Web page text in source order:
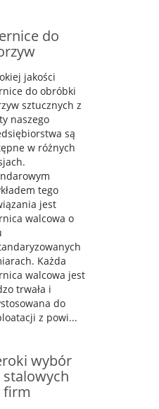
do
jakości
do obróbki
sztucznych z
naszego
są
w różnych
tego
jest
walcowa o
Każda
walcowa jest
trwała i
do
z powi...
wybór
stalowych
firm